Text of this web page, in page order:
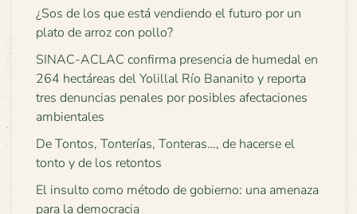
¿Sos de los que está vendiendo el futuro por un
plato de arroz con pollo?
SINAC-ACLAC confirma presencia de humedal en
264 hectáreas del Yolillal Río Bananito y reporta
tres denuncias penales por posibles afectaciones
ambientales
De Tontos, Tonterías, Tonteras…, de hacerse el
tonto y de los retontos
El insulto como método de gobierno: una amenaza
para la democracia